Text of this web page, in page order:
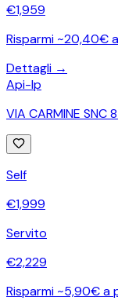
€1,959
Risparmi ~20,40€
Dettagli →
Api-Ip
VIA CARMINE SNC
Self
€1,999
Servito
€2,229
Risparmi ~5,90€ a